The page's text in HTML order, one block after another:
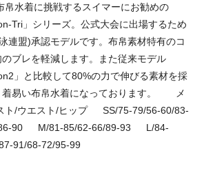
帛水着に挑戦するスイマーにお勧めの
Tri」シリーズ。公式大会に出場するため
連盟)承認モデルです。布帛素材特有のコ
ブレを軽減します。また従来モデル
」と比較して80%の力で伸びる素材を採
着易い布帛水着になっております。 メ
ト/ウエスト/ヒップ SS/75-79/56-60/83-
90 M/81-85/62-66/89-93 L/84-
91/68-72/95-99